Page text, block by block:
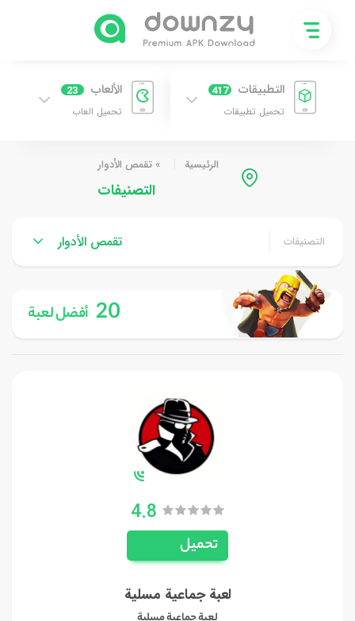
التطبيقات 417
تحميل تطبيقات
الألعاب 23
تحميل العاب
الرئيسية »تقمص الأدوار
التصنيفات
التصنيفات تقمص الأدوار
20 أفضل لعبة
4.8
تحميل
لعبة جماعية مسلية